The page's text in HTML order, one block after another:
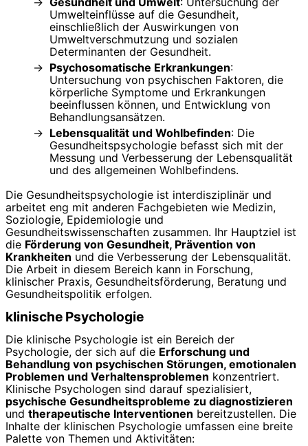
Umwelteinflüsse auf die Gesundheit,
einschließlich der Auswirkungen von
Umweltverschmutzung und sozialen
Determinanten der Gesundheit.
Psychosomatische Erkrankungen:
Untersuchung von psychischen Faktoren, die
körperliche Symptome und Erkrankungen
beeinflussen können, und Entwicklung von
Behandlungsansätzen.
Lebensqualität und Wohlbefinden: Die
Gesundheitspsychologie befasst sich mit der
Messung und Verbesserung der Lebensqualität
und des allgemeinen Wohlbefindens.
Die Gesundheitspsychologie ist interdisziplinär und
arbeitet eng mit anderen Fachgebieten wie Medizin,
Soziologie, Epidemiologie und
Gesundheitswissenschaften zusammen. Ihr Hauptziel ist
die Förderung von Gesundheit, Prävention von
Krankheiten und die Verbesserung der Lebensqualität.
Die Arbeit in diesem Bereich kann in Forschung,
klinischer Praxis, Gesundheitsförderung, Beratung und
Gesundheitspolitik erfolgen.
klinische Psychologie
Die klinische Psychologie ist ein Bereich der
Psychologie, der sich auf die Erforschung und
Behandlung von psychischen Störungen, emotionalen
Problemen und Verhaltensproblemen konzentriert.
Klinische Psychologen sind darauf spezialisiert,
psychische Gesundheitsprobleme zu diagnostizieren
und therapeutische Interventionen bereitzustellen. Die
Inhalte der klinischen Psychologie umfassen eine breite
Palette von Themen und Aktivitäten: